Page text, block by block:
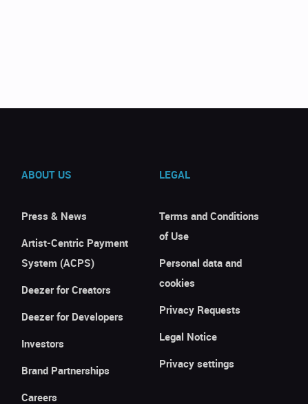
ABOUT US
Press & News
Artist-Centric Payment
System (ACPS)
Deezer for Creators
Deezer for Developers
Investors
Brand Partnerships
Careers
LEGAL
Terms and Conditions
of Use
Personal data and
cookies
Privacy Requests
Legal Notice
Privacy settings